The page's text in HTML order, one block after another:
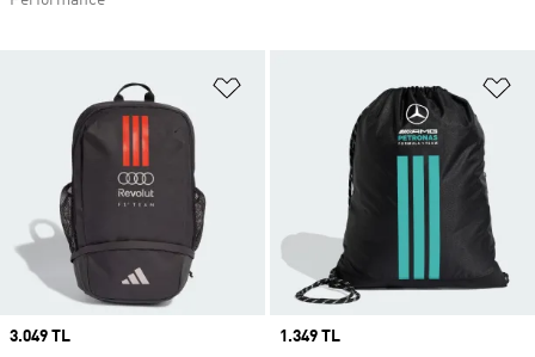
Favori Listesine Ekle
Price
3.049 TL
Price
1.349 TL